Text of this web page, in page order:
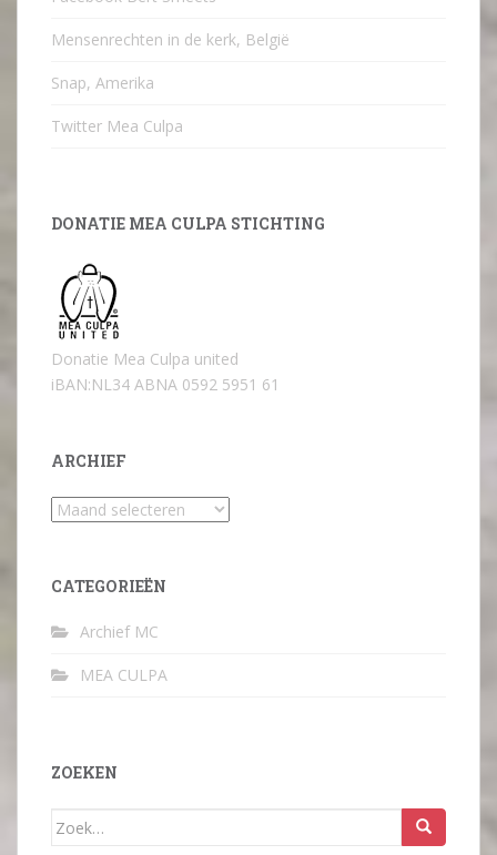
Mensenrechten in de kerk, België
Snap, Amerika
Twitter Mea Culpa
DONATIE MEA CULPA STICHTING
Donatie Mea Culpa united
iBAN:NL34 ABNA 0592 5951 61
ARCHIEF
Archief
CATEGORIEËN
Archief MC
MEA CULPA
ZOEKEN
Zoek